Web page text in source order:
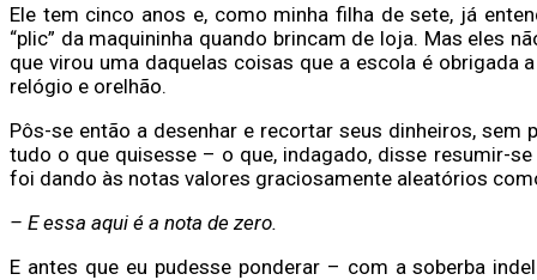
Ele tem cinco anos e, como minha filha de sete, já
“plic” da maquininha quando brincam de loja. Mas eles
que virou uma daquelas coisas que a escola é obrigada
relógio e orelhão.
Pôs-se então a desenhar e recortar seus dinheiros,
tudo o que quisesse – o que, indagado, disse resumir-
foi dando às notas valores graciosamente aleatórios
– E essa aqui é a nota de zero.
E antes que eu pudesse ponderar – com a soberba